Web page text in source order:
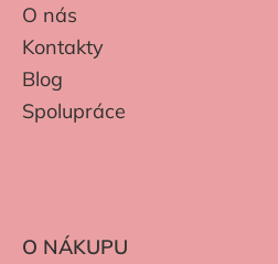
O nás
Kontakty
Blog
Spolupráce
O NÁKUPU